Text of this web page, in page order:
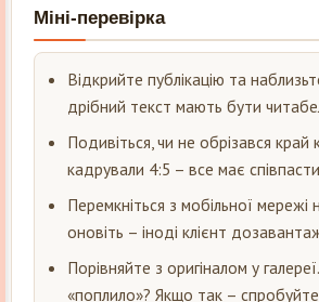
Міні-перевірка
Відкрийте публікацію та
дрібний текст мають бути
Подивіться, чи не обрізався край
кадрували 4:5 – все має
Перемкніться з мобільної мережі
оновіть – іноді клієнт
Порівняйте з оригіналом у
«поплило»? Якщо так –